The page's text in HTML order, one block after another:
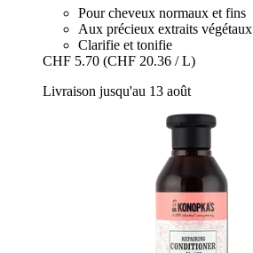
Pour cheveux normaux et fins
Aux précieux extraits végétaux
Clarifie et tonifie
CHF 5.70 (CHF 20.36 / L)
Livraison jusqu'au 13 août